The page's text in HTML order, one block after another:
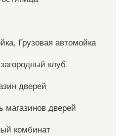
Грузовая автомойка
клуб
дверей
магазинов дверей
комбинат